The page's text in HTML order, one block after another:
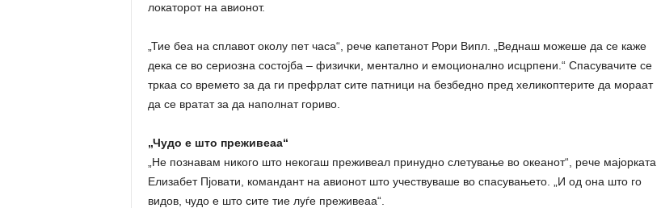
локаторот на авионот.
„Тие беа на сплавот околу пет часа“, рече капетанот Рори Випл. „Веднаш можеше да се каже
дека се во сериозна состојба – физички, ментално и емоционално исцрпени.“ Спасувачите се
тркаа со времето за да ги префрлат сите патници на безбедно пред хеликоптерите да мораат
да се вратат за да наполнат гориво.
„Чудо е што преживеаа“
„Не познавам никого што некогаш преживеал принудно слетување во океанот“, рече мајорката
Елизабет Пјовати, командант на авионот што учествуваше во спасувањето. „И од она што го
видов, чудо е што сите тие луѓе преживеаа“.